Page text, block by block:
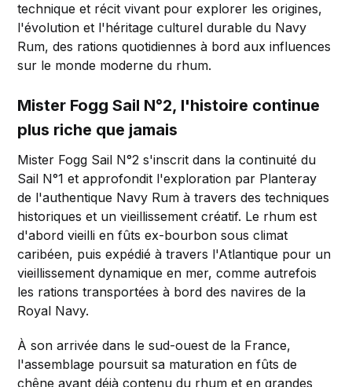
technique et récit vivant pour explorer les origines,
l'évolution et l'héritage culturel durable du Navy
Rum, des rations quotidiennes à bord aux influences
sur le monde moderne du rhum.
Mister Fogg Sail N°2, l'histoire continue
plus riche que jamais
Mister Fogg Sail N°2 s'inscrit dans la continuité du
Sail N°1 et approfondit l'exploration par Planteray
de l'authentique Navy Rum à travers des techniques
historiques et un vieillissement créatif. Le rhum est
d'abord vieilli en fûts ex-bourbon sous climat
caribéen, puis expédié à travers l'Atlantique pour un
vieillissement dynamique en mer, comme autrefois
les rations transportées à bord des navires de la
Royal Navy.
À son arrivée dans le sud-ouest de la France,
l'assemblage poursuit sa maturation en fûts de
chêne ayant déjà contenu du rhum et en grandes